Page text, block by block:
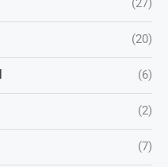
(27)
(20)
(6)
(2)
(7)